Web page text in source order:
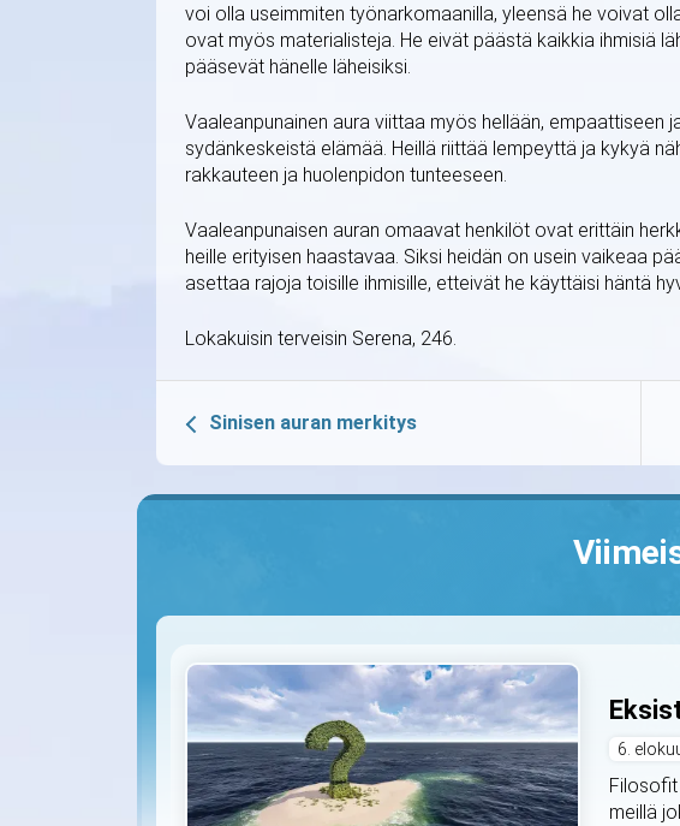
voi olla useimmiten työnarkomaanilla, yleensä he voivat
ovat myös materialisteja. He eivät päästä kaikkia ihmisiä
pääsevät hänelle läheisiksi.
Vaaleanpunainen aura viittaa myös hellään, empaattiseen
sydänkeskeistä elämää. Heillä riittää lempeyttä ja kykyä
rakkauteen ja huolenpidon tunteeseen.
Vaaleanpunaisen auran omaavat henkilöt ovat erittäin
heille erityisen haastavaa. Siksi heidän on usein vaikeaa
asettaa rajoja toisille ihmisille, etteivät he käyttäisi häntä
Lokakuisin terveisin Serena, 246.
Sinisen auran merkitys
6.
meillä